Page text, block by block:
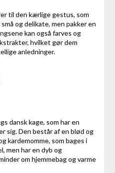
til den kærlige gestus, som
og delikate, men pakker en
kan også farves og
hvilket gør dem
anledninger.
dansk kage, som har en
sig. Den består af en blød og
kardemomme, som bages i
men har en dyb og
om hjemmebag og varme